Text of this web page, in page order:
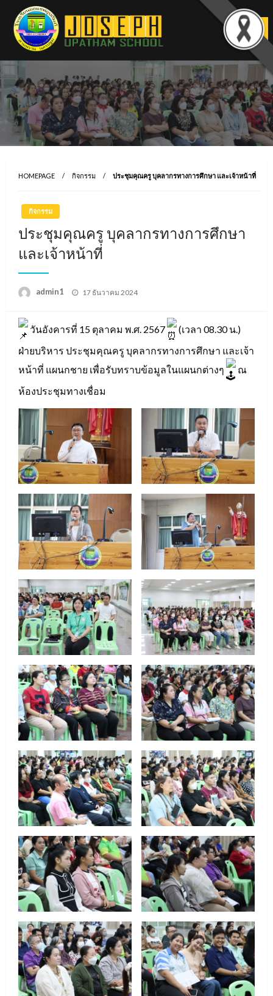
content
HOMEPAGE กิจกรรม ประชุมคุณครู บุคลากรทางการศึกษา และเจ้าหน้าที่
กิจกรรม
ประชุมคุณครู บุคลากรทางการศึกษา
และเจ้าหน้าที่
admin1
Posted
17 ธันวาคม 2024
วันอังคารที่ 15 ตุลาคม พ.ศ. 2567
(เวลา 08.30 น.)
ฝ่ายบริหาร ประชุมคุณครู บุคลากรทางการศึกษา และเจ้า
หน้าที่ แผนกชาย เพื่อรับทราบข้อมูลในแผนกต่างๆ
ณ
ห้องประชุมทางเชื่อม